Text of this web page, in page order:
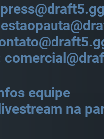
equipe
na